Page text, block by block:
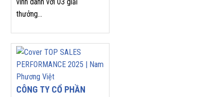
thưởng...
CÔNG TY CỔ PHẦN